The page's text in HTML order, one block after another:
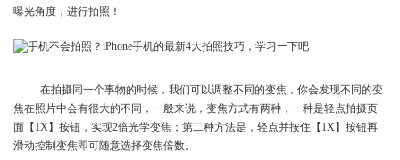
曝光角度，进行拍照！
在拍摄同一个事物的时候，我们可以调整不同的变焦，你会发现不同的变
焦在照片中会有很大的不同，一般来说，变焦方式有两种，一种是轻点拍摄页
面【1X】按钮，实现2倍光学变焦；第二种方法是，轻点并按住【1X】按钮再
滑动控制变焦即可随意选择变焦倍数。